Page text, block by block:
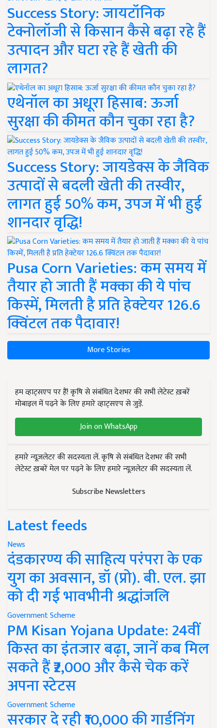
Success Story: जायटॉनिक
टेक्नोलॉजी से किसान कैसे बढ़ा रहे हैं
उत्पादन और घटा रहे हैं खेती की
लागत?
एथेनॉल का अधूरा हिसाब: ऊर्जा
सुरक्षा की कीमत कौन चुका रहा है?
Success Story: जायडेक्स के जैविक
उत्पादों से बदली खेती की तस्वीर,
लागत हुई 50% कम, उपज में भी हुई
शानदार वृद्धि!
Pusa Corn Varieties: कम समय में
तैयार हो जाती हैं मक्का की ये पांच
किस्में, मिलती है प्रति हेक्टेयर 126.6
क्विंटल तक पैदावार!
More Stories
हम व्हाट्सएप पर हैं! कृषि से संबंधित देशभर की सभी लेटेस्ट ख़बरें
मोबाइल में पढ़ने के लिए हमारे व्हाट्सएप से जुड़ें.
Join on WhatsApp
हमारे न्यूज़लेटर की सदस्यता लें. कृषि से संबंधित देशभर की सभी
लेटेस्ट ख़बरें मेल पर पढ़ने के लिए हमारे न्यूज़लेटर की सदस्यता लें.
Subscribe Newsletters
Latest feeds
News
दंडकारण्य की साहित्य परंपरा के एक
युग का अवसान, डॉ (प्रो). बी. एल. झा
को दी गई भावभीनी श्रद्धांजलि
Government Scheme
PM Kisan Yojana Update: 24वीं
किस्त का इंतजार बढ़ा, जानें कब मिल
सकते हैं ₹2,000 और कैसे चेक करें
अपना स्टेटस
Government Scheme
सरकार दे रही ₹10,000 की गार्डनिंग